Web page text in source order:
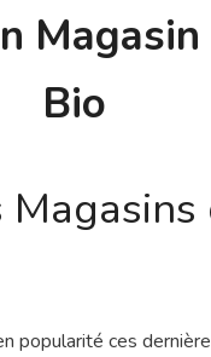
Bio
popularité ces